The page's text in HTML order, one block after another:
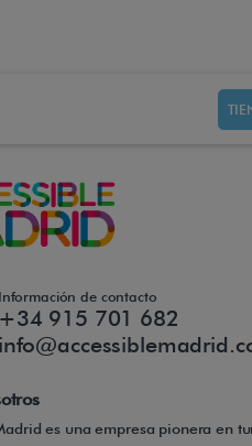
Información de contacto
+34 915 701 682
es una empresa pionera en